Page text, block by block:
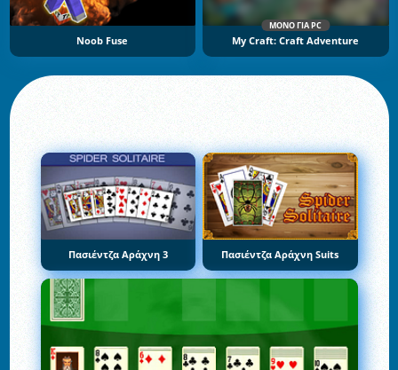
Noob Fuse
ΜΌΝΟ ΓΙΑ PC
My Craft: Craft Adventure
Πασιέντζα Αράχνη 3 Πασιέντζα Αράχνη Suits